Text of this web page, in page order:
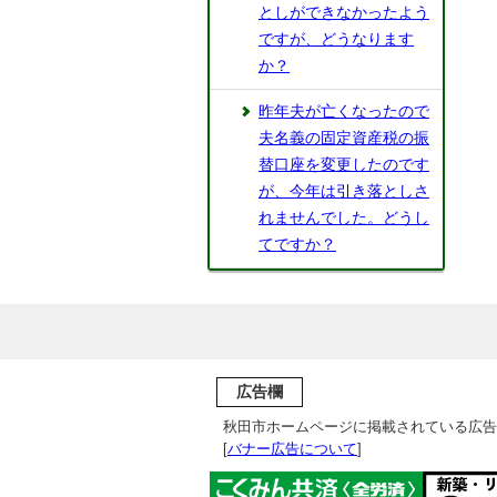
としができなかったよう
ですが、どうなります
か？
昨年夫が亡くなったので
夫名義の固定資産税の振
替口座を変更したのです
が、今年は引き落としさ
れませんでした。どうし
てですか？
広告欄
秋田市ホームページに掲載されている広
[バナー広告について]